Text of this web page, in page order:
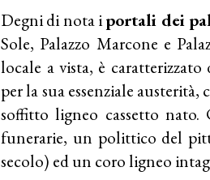
Degni di nota iportali dei
Sole, Palazzo Marcone e
locale a vista, è
per la sua essenziale
soffitto ligneo cassetto nato.
funerarie, un polittico del
secolo) ed un coro ligneo